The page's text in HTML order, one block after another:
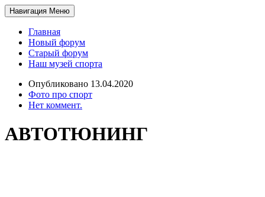
Навигация Меню
Главная
Новый форум
Старый форум
Наш музей спорта
Опубликовано 13.04.2020
Фото про спорт
Нет коммент.
АВТОТЮНИНГ